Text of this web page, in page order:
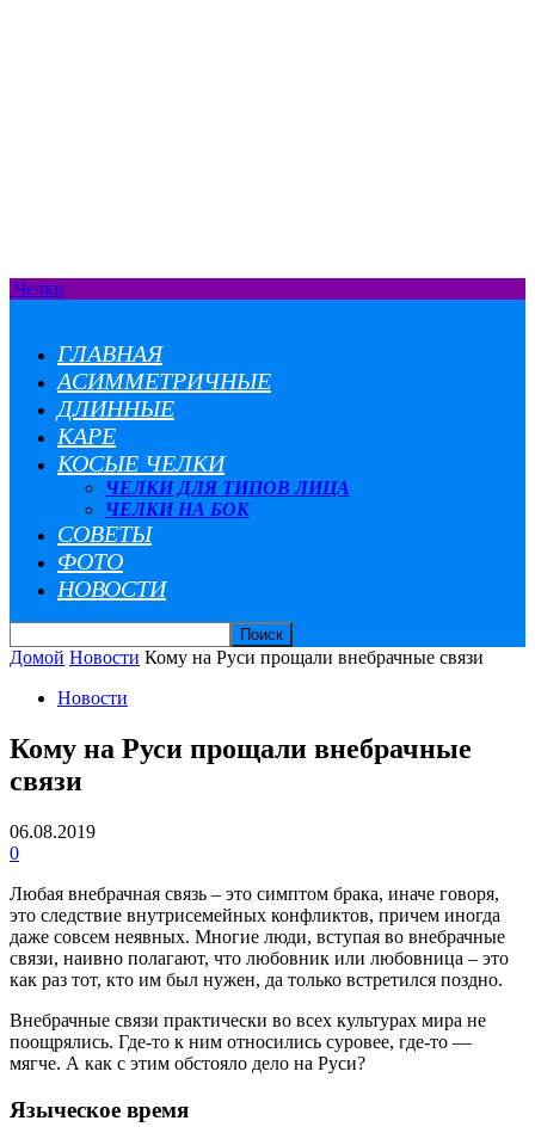
Челки
ГЛАВНАЯ
АСИММЕТРИЧНЫЕ
ДЛИННЫЕ
КАРЕ
КОСЫЕ ЧЕЛКИ
ЧЕЛКИ ДЛЯ ТИПОВ ЛИЦА
ЧЕЛКИ НА БОК
СОВЕТЫ
ФОТО
НОВОСТИ
Домой Новости Кому на Руси прощали внебрачные связи
Новости
Кому на Руси прощали внебрачные
связи
06.08.2019
0
Любая внебрачная связь – это симптом брака, иначе говоря,
это следствие внутрисемейных конфликтов, причем иногда
даже совсем неявных. Многие люди, вступая во внебрачные
связи, наивно полагают, что любовник или любовница – это
как раз тот, кто им был нужен, да только встретился поздно.
Внебрачные связи практически во всех культурах мира не
поощрялись. Где-то к ним относились суровее, где-то —
мягче. А как с этим обстояло дело на Руси?
Языческое время